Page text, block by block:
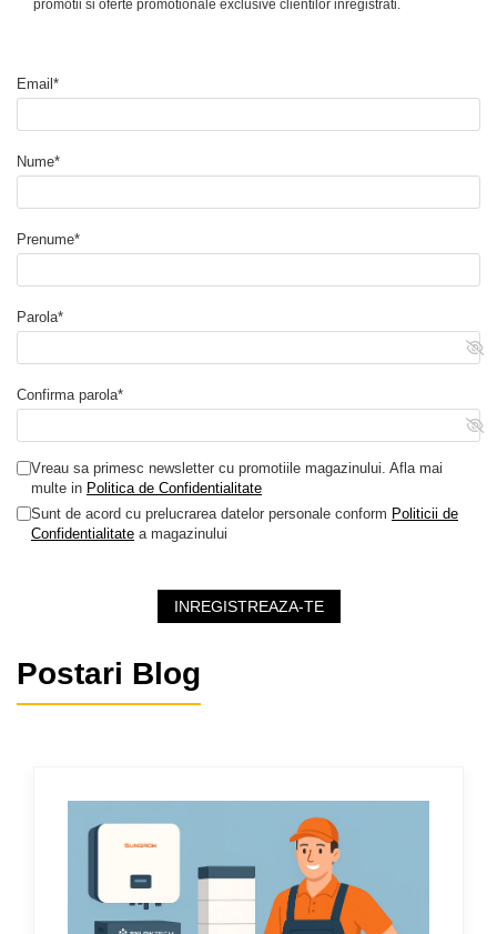
promotii si oferte promotionale exclusive clientilor inregistrati.
Email*
Nume*
Prenume*
Parola*
Confirma parola*
Vreau sa primesc newsletter cu promotiile magazinului. Afla mai
multe in Politica de Confidentialitate
Sunt de acord cu prelucrarea datelor personale conform Politicii de
Confidentialitate a magazinului
INREGISTREAZA-TE
Postari Blog